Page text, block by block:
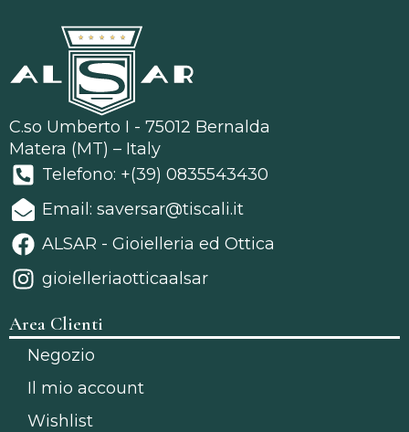
C.so Umberto I - 75012 Bernalda
Matera (MT) – Italy
Telefono: +(39) 0835543430
Email: saversar@tiscali.it
ALSAR - Gioielleria ed Ottica
gioielleriaotticaalsar
Area Clienti
Negozio
Il mio account
Wishlist